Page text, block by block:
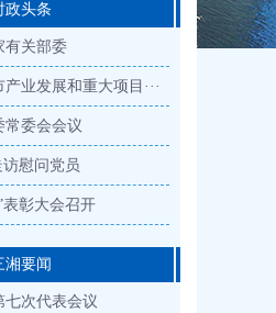
政头条
有关部委
业发展和重大项目···
常委会会议
访慰问党员
表彰大会召开
湘要闻
七次代表会议